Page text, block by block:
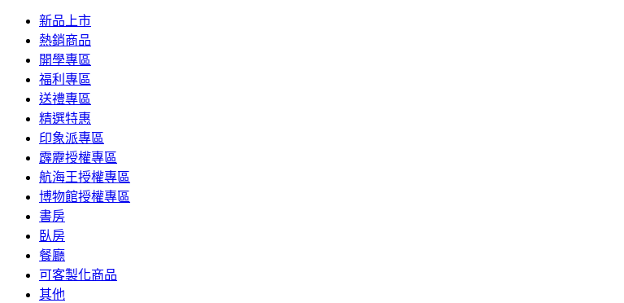
新品上市
熱銷商品
開學專區
福利專區
送禮專區
精選特惠
印象派專區
霹靂授權專區
航海王授權專區
博物館授權專區
書房
臥房
餐廳
可客製化商品
其他